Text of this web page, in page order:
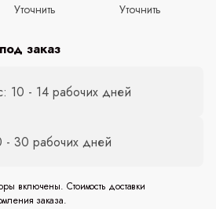
Уточнить
Уточнить
заказ
10 - 14 рабочих дней
- 30 рабочих дней
включены. Стоимость доставки
заказа.